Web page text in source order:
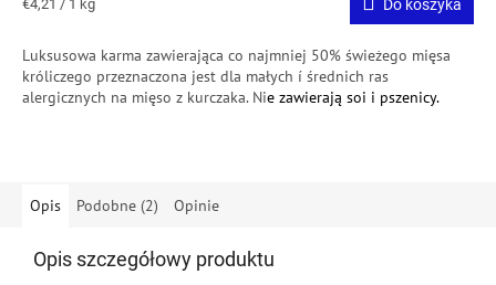
€4,21 / 1 kg Do koszyka
Luksusowa karma zawierająca co najmniej 50% świeżego mięsa
króliczego przeznaczona jest dla małych í średnich ras
alergicznych na mięso z kurczaka.Nie zawierają soi i pszenicy.
Opis Podobne (2) Opinie
Opis szczegółowy produktu